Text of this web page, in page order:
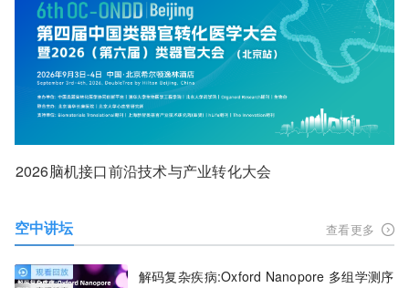
2026脑机接口前沿技术与产业转化大会
空中讲坛 查看更多
解码复杂疾病:Oxford Nanopore 多组学测序